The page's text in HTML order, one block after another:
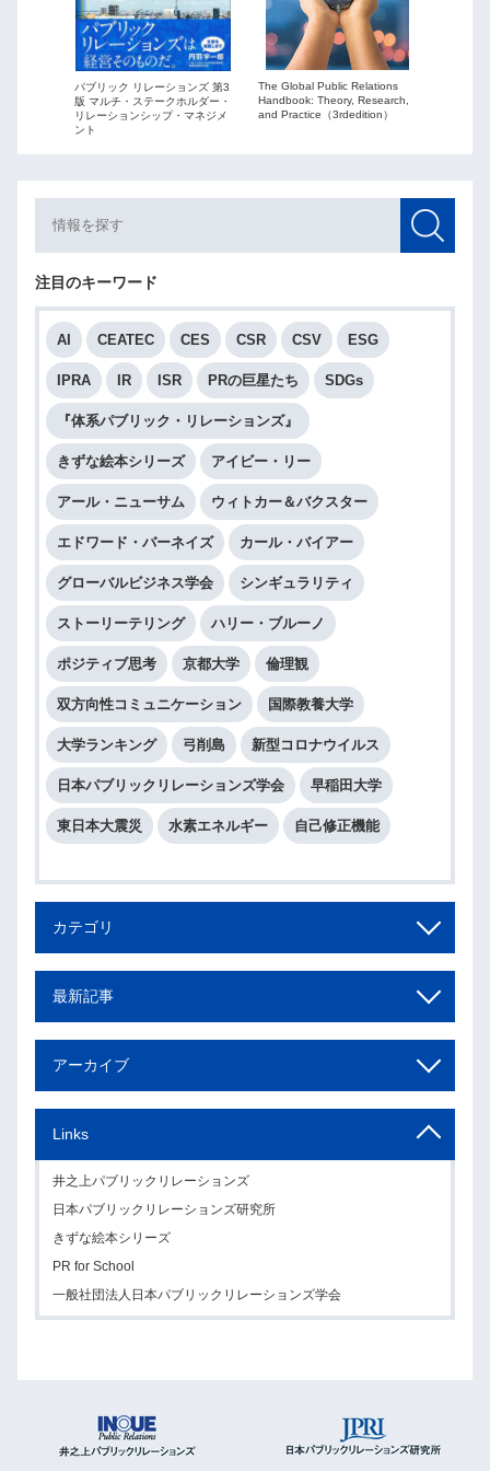
パブリック リレーションズ 第3
版 マルチ・ステークホルダー・
リレーションシップ・マネジメ
ント
The Global Public Relations
Handbook: Theory, Research,
and Practice（3rdedition）
注目のキーワード
AI CEATEC CES CSR CSV ESG
IPRA IR ISR PRの巨星たち SDGs
『体系パブリック・リレーションズ』
きずな絵本シリーズ アイビー・リー
アール・ニューサム ウィトカー＆バクスター
エドワード・バーネイズ カール・バイアー
グローバルビジネス学会 シンギュラリティ
ストーリーテリング ハリー・ブルーノ
ポジティブ思考 京都大学 倫理観
双方向性コミュニケーション 国際教養大学
大学ランキング 弓削島 新型コロナウイルス
日本パブリックリレーションズ学会 早稲田大学
東日本大震災 水素エネルギー 自己修正機能
カテゴリ
最新記事
アーカイブ
Links
井之上パブリックリレーションズ
日本パブリックリレーションズ研究所
きずな絵本シリーズ
PR for School
一般社団法人日本パブリックリレーションズ学会